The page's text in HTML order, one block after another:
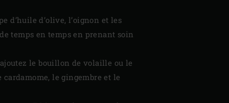
d’huile d’olive, l’oignon et les
temps en temps en prenant soin
le bouillon de volaille ou le
le gingembre et le